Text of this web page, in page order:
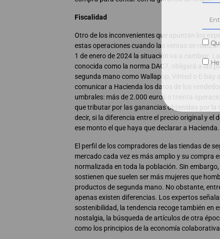
Fiscalidad
Otro de los inconvenientes que apuntan los
estas operaciones cuando las ventas se
1 de enero de 2024 la situación va a cambiar.
conocida como la norma DAC7, obligará a las
segunda mano como Wallapop, Vinted o E-bay
comunicar a Hacienda los datos de los
umbrales: más de 2.000 euros o treinta
que tributar por las ganancias obtenidas por la
decir, si la diferencia entre el precio original y el
ese monto el que haya que declarar a Hacienda.
El perfil de los compradores de las tiendas de
mercado cada vez es más amplio y su compra
normalizada en toda la población. Sin
sostienen que suelen ser más mujeres que
productos de segunda mano. No obstante,
apenas existen diferencias. Los expertos
sostenibilidad, la tendencia recoge también en
nostalgia, la búsqueda de artículos de otra
como los principios de la economía